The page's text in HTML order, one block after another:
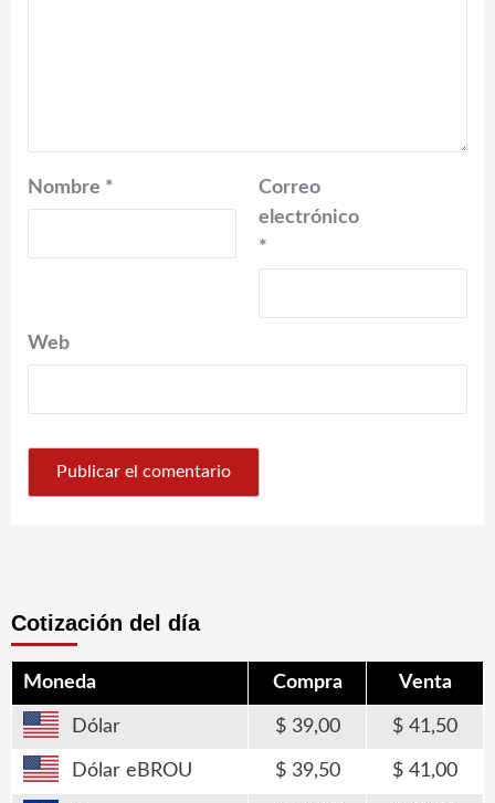
Nombre *
Correo
electrónico
*
Web
Cotización del día
Moneda Compra Venta
Dólar 39,00 41,50
Dólar eBROU 39,50 41,00